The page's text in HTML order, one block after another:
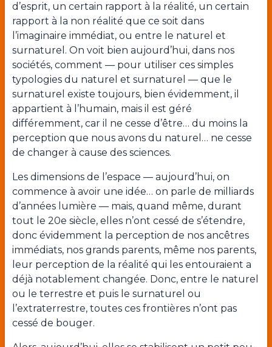
d’esprit, un certain rapport à la réalité, un certain
rapport à la non réalité que ce soit dans
l’imaginaire immédiat, ou entre le naturel et
surnaturel. On voit bien aujourd’hui, dans nos
sociétés, comment — pour utiliser ces simples
typologies du naturel et surnaturel — que le
surnaturel existe toujours, bien évidemment, il
appartient à l’humain, mais il est géré
différemment, car il ne cesse d’être… du moins la
perception que nous avons du naturel… ne cesse
de changer à cause des sciences.
Les dimensions de l’espace — aujourd’hui, on
commence à avoir une idée… on parle de milliards
d’années lumière — mais, quand même, durant
tout le 20e siècle, elles n’ont cessé de s’étendre,
donc évidemment la perception de nos ancêtres
immédiats, nos grands parents, même nos parents,
leur perception de la réalité qui les entouraient a
déjà notablement changée. Donc, entre le naturel
ou le terrestre et puis le surnaturel ou
l’extraterrestre, toutes ces frontières n’ont pas
cessé de bouger.